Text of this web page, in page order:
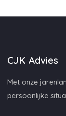
CJK Advies
Met onze
persoonlijke